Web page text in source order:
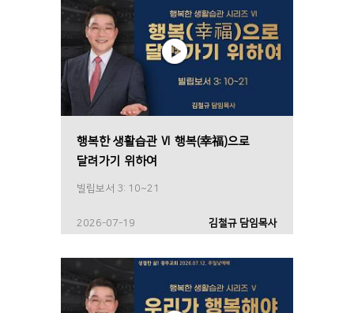
행복한 생활습관 Ⅵ 행복(幸福)으로
달려가기 위하여
빌립보서 3: 10~21
2026-07-19 김철규 담임목사